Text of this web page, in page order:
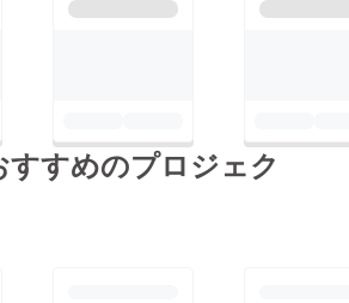
合の中で最
挑戦は区切
したが、皆
すめのプロジェク